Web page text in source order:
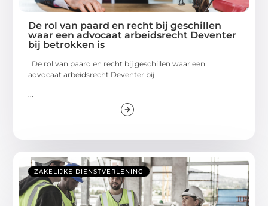
De rol van paard en recht bij geschillen
waar een advocaat arbeidsrecht Deventer
bij betrokken is
De rol van paard en recht bij geschillen waar een
advocaat arbeidsrecht Deventer bij
ZAKELIJKE DIENSTVERLENING